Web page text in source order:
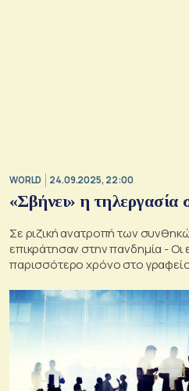
WORLD 24.09.2025, 22:00
«Σβήνει» η τηλεργασία
Σε ριζική ανατροπή των
επικράτησαν στην πανδημία - Οι
παρισσότερο χρόνο στο